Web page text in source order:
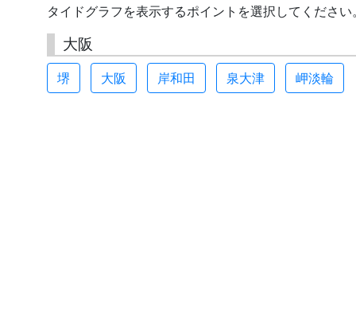
タイドグラフを表示するポイントを選択してください
大阪
堺 大阪 岸和田 泉大津 岬淡輪